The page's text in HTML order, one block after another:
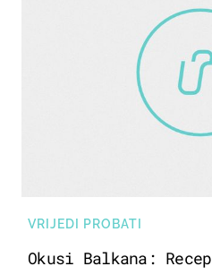
VRIJEDI PROBATI
Okusi Balkana: